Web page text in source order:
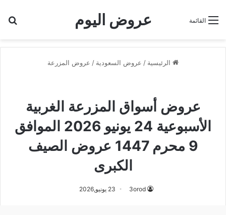
عروض اليوم القائمة
الرئيسية / عروض السعودية / عروض المزرعة
عروض أسواق المزرعة الغربية
الأسبوعية 24 يونيو 2026 الموافق
9 محرم 1447 عروض الصيف
الكبرى
3orod 23 يونيو,2026